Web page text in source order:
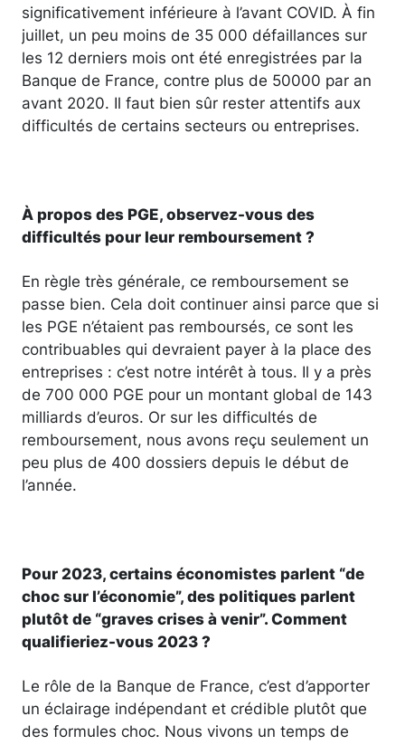
significativement inférieure à l’avant COVID. À fin
juillet, un peu moins de 35 000 défaillances sur
les 12 derniers mois ont été enregistrées par la
Banque de France, contre plus de 50000 par an
avant 2020. Il faut bien sûr rester attentifs aux
difficultés de certains secteurs ou entreprises.
À propos des PGE, observez-vous des
difficultés pour leur remboursement ?
En règle très générale, ce remboursement se
passe bien. Cela doit continuer ainsi parce que si
les PGE n’étaient pas remboursés, ce sont les
contribuables qui devraient payer à la place des
entreprises : c’est notre intérêt à tous. Il y a près
de 700 000 PGE pour un montant global de 143
milliards d’euros. Or sur les difficultés de
remboursement, nous avons reçu seulement un
peu plus de 400 dossiers depuis le début de
l’année.
Pour 2023, certains économistes parlent “de
choc sur l’économie”, des politiques parlent
plutôt de “graves crises à venir”. Comment
qualifieriez-vous 2023 ?
Le rôle de la Banque de France, c’est d’apporter
un éclairage indépendant et crédible plutôt que
des formules choc. Nous vivons un temps de